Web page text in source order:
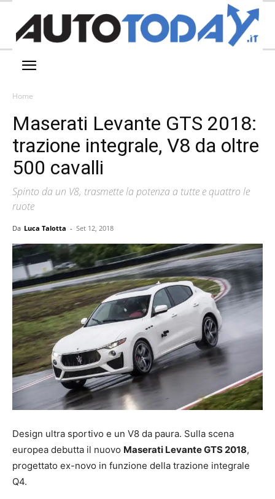
Home
Maserati Levante GTS 2018:
trazione integrale, V8 da oltre
500 cavalli
Spinto da un V8, trasmette la potenza a tutte e quattro le
ruote
Da Luca Talotta - Set 12, 2018
Design ultra sportivo e un V8 da paura. Sulla scena
europea debutta il nuovo Maserati Levante GTS 2018,
progettato ex-novo in funzione della trazione integrale
Q4.